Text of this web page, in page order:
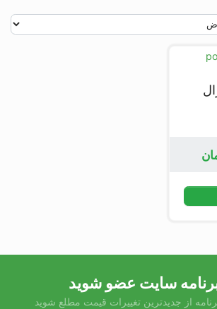
سایت عضو شوید
از جدیدترین تغییرات قیمت مطلع شوید